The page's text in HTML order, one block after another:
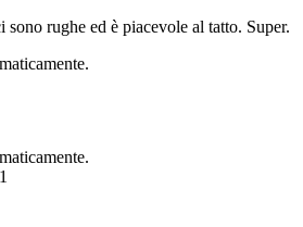
rughe ed è piacevole al tatto. Super.